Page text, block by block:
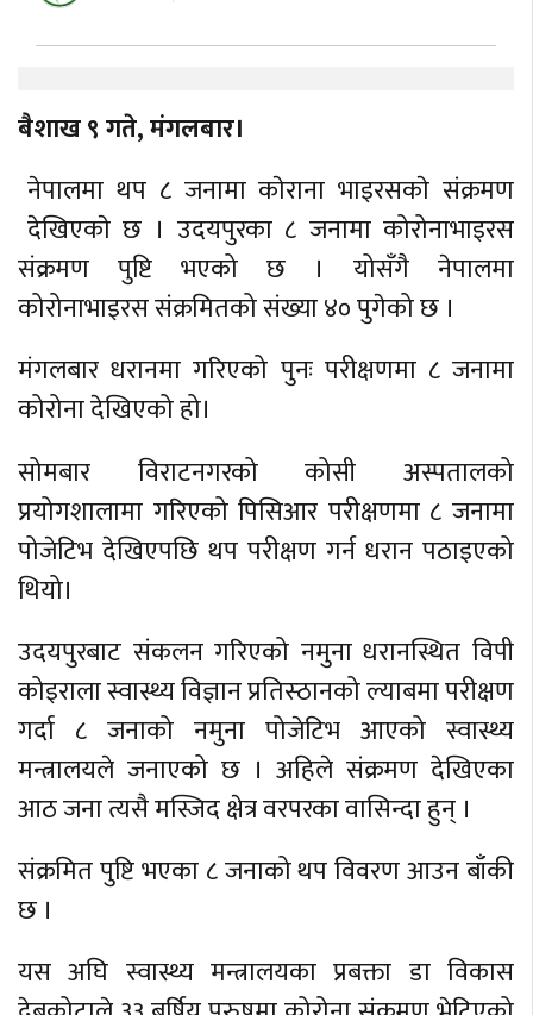
बैशाख ९ गते, मंगलबार।
नेपालमा थप ८ जनामा काेराना भाइरसकाे संक्रमण
देखिएकाे छ । उदयपुरका ८ जनामा कोरोनाभाइरस
संक्रमण पुष्टि भएको छ । योसँगै नेपालमा
कोरोनाभाइरस संक्रमितको संख्या ४० पुगेको छ ।
मंगलबार धरानमा गरिएको पुनः परीक्षणमा ८ जनामा
कोरोना देखिएको हो।
सोमबार विराटनगरको कोसी अस्पतालको
प्रयोगशालामा गरिएको पिसिआर परीक्षणमा ८ जनामा
पोजेटिभ देखिएपछि थप परीक्षण गर्न धरान पठाइएको
थियो।
उदयपुरबाट संकलन गरिएको नमुना धरानस्थित विपी
कोइराला स्वास्थ्य विज्ञान प्रतिस्ठानको ल्याबमा परीक्षण
गर्दा ८ जनाको नमुना पोजेटिभ आएको स्वास्थ्य
मन्त्रालयले जनाएको छ । अहिले संक्रमण देखिएका
आठ जना त्यसै मस्जिद क्षेत्र वरपरका वासिन्दा हुन् ।
संक्रमित पुष्टि भएका ८ जनाको थप विवरण आउन बाँकी
छ ।
यस अघि स्वास्थ्य मन्त्रालयका प्रबक्ता डा विकास